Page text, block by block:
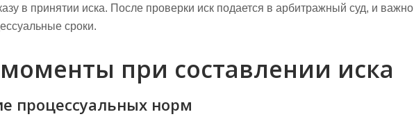
в принятии иска. После проверки иск подается в арбитражный суд, и важно
сроки.
при составлении иска
процессуальных норм